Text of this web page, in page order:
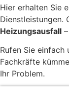
Hier erhalten Sie
Dienstleistungen.
Heizungsausfall
Rufen Sie einfach
Fachkräfte
Ihr Problem.